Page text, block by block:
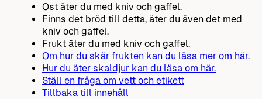
Ost äter du med kniv och gaffel.
Finns det bröd till detta, äter du även det med
kniv och gaffel.
Frukt äter du med kniv och gaffel.
Om hur du skär frukten kan du läsa mer om här.
Hur du äter skaldjur kan du läsa om här.
Ställ en fråga om vett och etikett
Tillbaka till innehåll